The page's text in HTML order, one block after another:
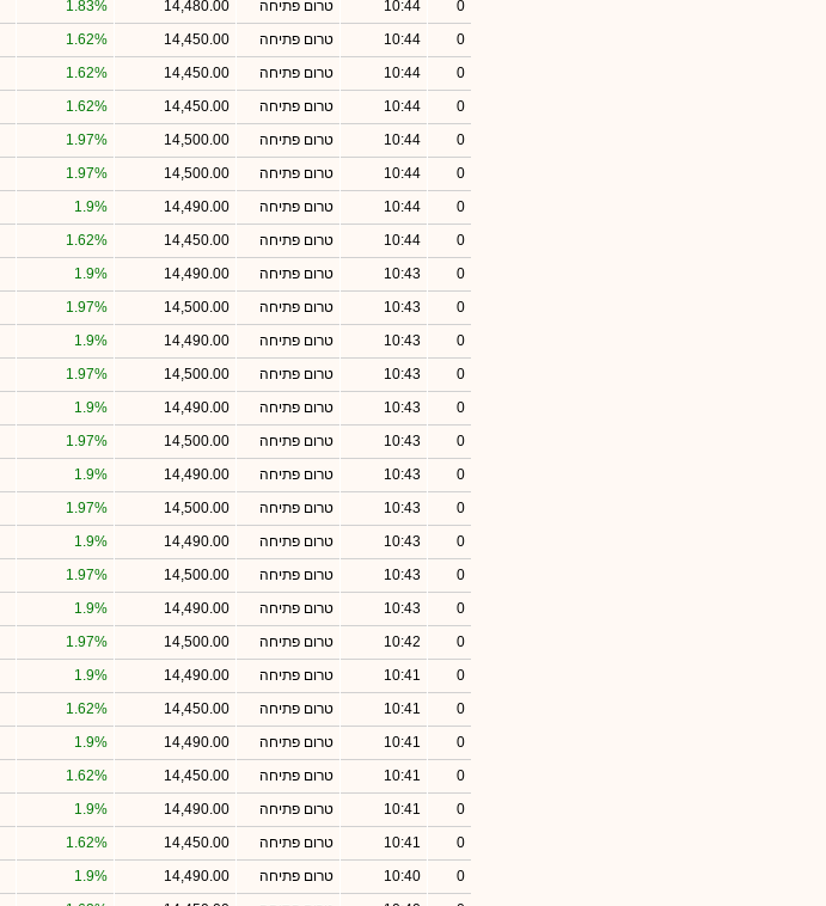
0
10:44 טרום פתיחה 14,480.00
1.83%
0
10:44 טרום פתיחה 14,450.00
1.62%
0
10:44 טרום פתיחה 14,450.00
1.62%
0
10:44 טרום פתיחה 14,450.00
1.62%
0
10:44 טרום פתיחה 14,500.00
1.97%
0
10:44 טרום פתיחה 14,500.00
1.97%
0
10:44 טרום פתיחה 14,490.00
1.9%
0
10:44 טרום פתיחה 14,450.00
1.62%
0
10:43 טרום פתיחה 14,490.00
1.9%
0
10:43 טרום פתיחה 14,500.00
1.97%
0
10:43 טרום פתיחה 14,490.00
1.9%
0
10:43 טרום פתיחה 14,500.00
1.97%
0
10:43 טרום פתיחה 14,490.00
1.9%
0
10:43 טרום פתיחה 14,500.00
1.97%
0
10:43 טרום פתיחה 14,490.00
1.9%
0
10:43 טרום פתיחה 14,500.00
1.97%
0
10:43 טרום פתיחה 14,490.00
1.9%
0
10:43 טרום פתיחה 14,500.00
1.97%
0
10:43 טרום פתיחה 14,490.00
1.9%
0
10:42 טרום פתיחה 14,500.00
1.97%
0
10:41 טרום פתיחה 14,490.00
1.9%
0
10:41 טרום פתיחה 14,450.00
1.62%
0
10:41 טרום פתיחה 14,490.00
1.9%
0
10:41 טרום פתיחה 14,450.00
1.62%
0
10:41 טרום פתיחה 14,490.00
1.9%
0
10:41 טרום פתיחה 14,450.00
1.62%
0
10:40 טרום פתיחה 14,490.00
1.9%